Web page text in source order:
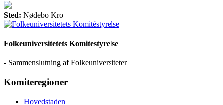
Sted: Nødebo Kro
Folkeuniversitetets Komitestyrelse
- Sammenslutning af Folkeuniversiteter
Komiteregioner
Hovedstaden